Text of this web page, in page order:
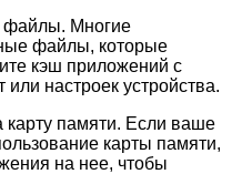
файлы. Многие
файлы, которые
кэш приложений с
настроек устройства.
памяти. Если ваше
карты памяти,
на нее, чтобы